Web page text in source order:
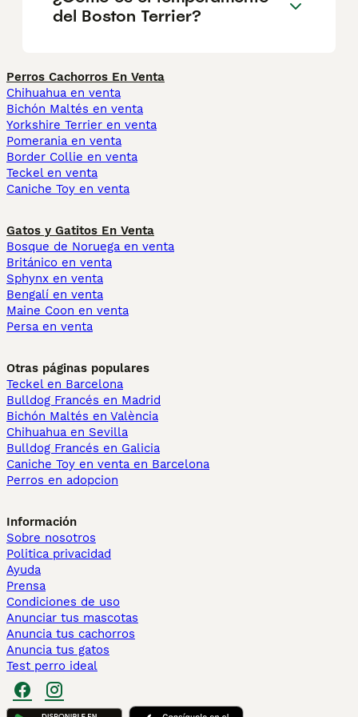
del Boston Terrier?
Perros Cachorros En Venta
Chihuahua en venta
Bichón Maltés en venta
Yorkshire Terrier en venta
Pomerania en venta
Border Collie en venta
Teckel en venta
Caniche Toy en venta
Gatos y Gatitos En Venta
Bosque de Noruega en venta
Británico en venta
Sphynx en venta
Bengalí en venta
Maine Coon en venta
Persa en venta
Otras páginas populares
Teckel en Barcelona
Bulldog Francés en Madrid
Bichón Maltés en València
Chihuahua en Sevilla
Bulldog Francés en Galicia
Caniche Toy en venta en Barcelona
Perros en adopcion
Información
Sobre nosotros
Politica privacidad
Ayuda
Prensa
Condiciones de uso
Anunciar tus mascotas
Anuncia tus cachorros
Anuncia tus gatos
Test perro ideal